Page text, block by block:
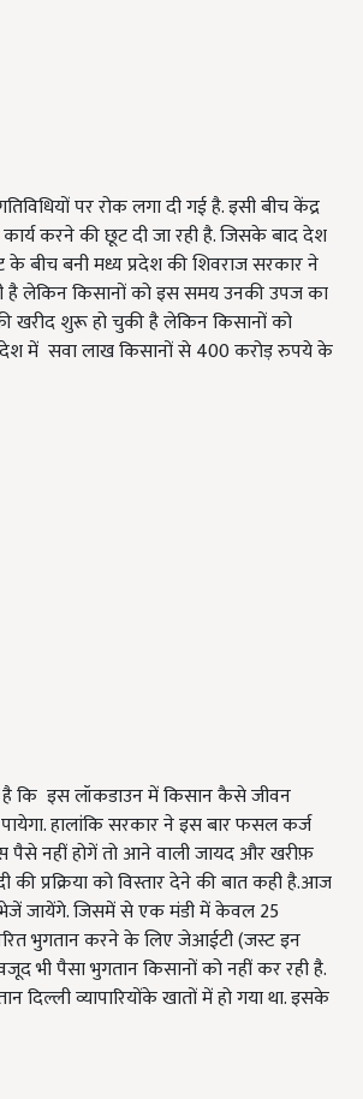
पर रोक लगा दी गई है. इसी बीच केंद्र
करने की छूट दी जा रही है. जिसके बाद देश
बीच बनी मध्य प्रदेश की शिवराज सरकार ने
है लेकिन किसानों को इस समय उनकी उपज का
खरीद शुरू हो चुकी है लेकिन किसानों को
में सवा लाख किसानों से 400 करोड़ रुपये के
है कि इस लॉकडाउन में किसान कैसे जीवन
हालांकि सरकार ने इस बार फसल कर्ज
पैसे नहीं होगें तो आने वाली जायद और खरीफ़
प्रक्रिया को विस्तार देने की बात कही है.आज
जायेंगे. जिसमें से एक मंडी में केवल 25
भुगतान करने के लिए जेआईटी (जस्ट इन
भी पैसा भुगतान किसानों को नहीं कर रही है.
व्यापारियोंके खातों में हो गया था. इसके